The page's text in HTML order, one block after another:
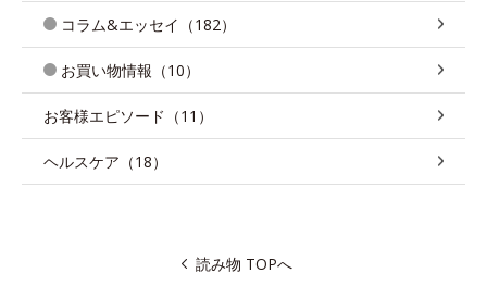
コラム&エッセイ（182）
お買い物情報（10）
お客様エピソード（11）
ヘルスケア（18）
読み物 TOPへ